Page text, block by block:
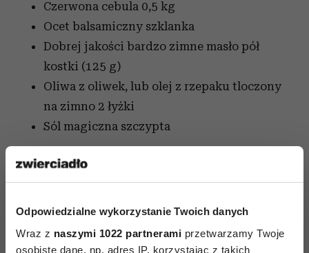
Odpowiedzialne wykorzystanie Twoich danych
Wraz z naszymi 1022 partnerami przetwarzamy Twoje
osobiste dane, np. adres IP, korzystając z takich
Czerwona cebula 0,5 kg
Ocet balsamiczny szklanka
Dobrej jakości bardzo zimne masło pół
kostki (125 g)
Oliwa z oliwek, lub olej z rzepaku tloczony
na zimno 2 łyżki
Sól magiczna szczypta
Pokroić cebule w piórka, w między czasie
patelnię, lekko posolić i ją delikatnie dusić, stale
mieszając; uważać, żeby się nie przypaliła. Jak